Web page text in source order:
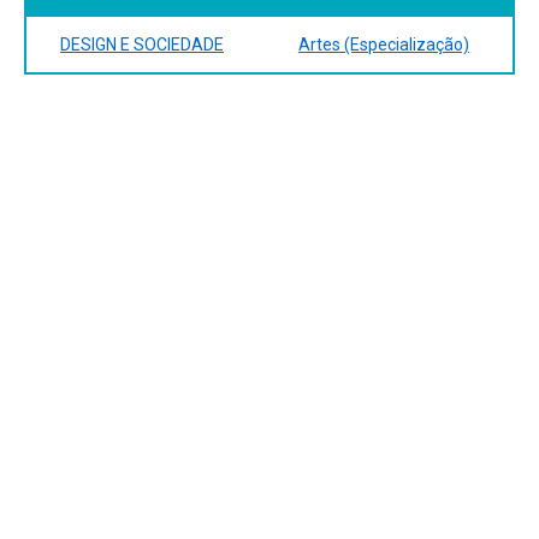
DESIGN E SOCIEDADE Artes (Especialização)